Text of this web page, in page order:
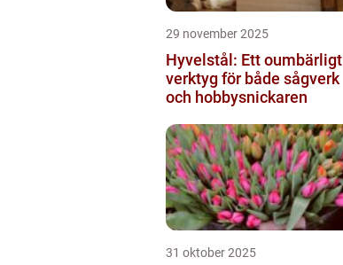
29 november 2025
Hyvelstål: Ett oumbärligt
verktyg för både sågverk
och hobbysnickaren
31 oktober 2025